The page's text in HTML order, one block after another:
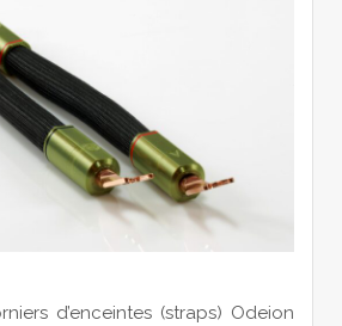
d’enceintes (straps) Odeion